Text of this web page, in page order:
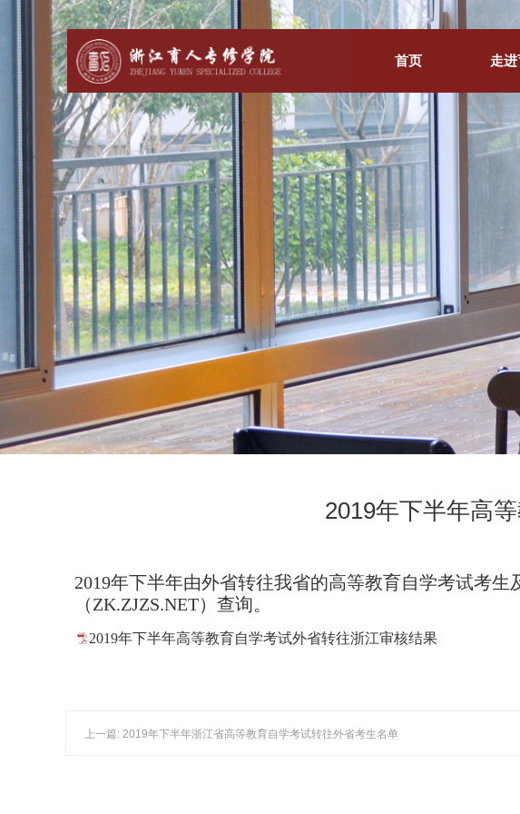
首页 走进
2019年下半年高
2019年下半年由外省转往我省的高等教育自学考试考
（ZK.ZJZS.NET）查询。
2019年下半年高等教育自学考试外省转往浙江审核结果
上一篇: 2019年下半年浙江省高等教育自学考试转往外省考生名单